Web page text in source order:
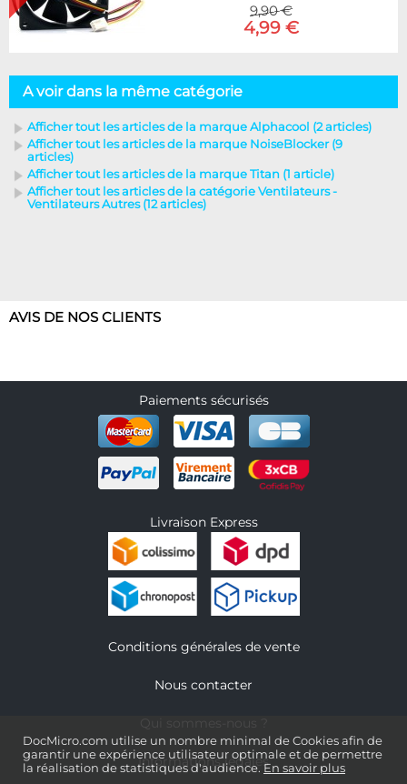
DocMicro.com utilise un nombre minimal de Cookies afin de
garantir une expérience utilisateur optimale et de permettre
la réalisation de statistiques d'audience. En savoir plus
9,90 €
4,99 €
A voir dans la même catégorie
Afficher tout les articles de la marque Alphacool (2 articles)
Afficher tout les articles de la marque NoiseBlocker (9
articles)
Afficher tout les articles de la marque Titan (1 article)
Afficher tout les articles de la catégorie Ventilateurs -
Ventilateurs Autres (12 articles)
AVIS DE NOS CLIENTS
Paiements sécurisés
Livraison Express
Conditions générales de vente
Nous contacter
Informations légales